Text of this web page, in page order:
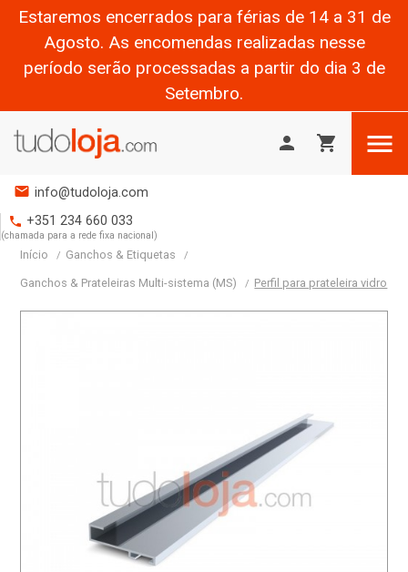
Estaremos encerrados para férias de 14 a 31 de
Agosto. As encomendas realizadas nesse
período serão processadas a partir do dia 3 de
Setembro.
person shopping_cart 
mail info@tudoloja.com
phone +351 234 660 033
(chamada para a rede fixa nacional)
Início Ganchos & Etiquetas
Ganchos & Prateleiras Multi-sistema (MS) Perfil para prateleira vidro